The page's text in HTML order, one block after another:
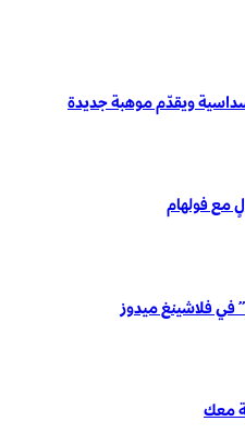
ويقدّم موهبة جديدة
مع فولهام
في فلاشينغ ميدوز
معك